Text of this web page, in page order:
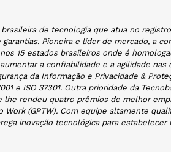
brasileira de tecnologia que atua no
Pioneira e líder de mercado, a
15 estados brasileiros onde é
a confiabilidade e a agilidade nas
da Informação e Privacidade &
e ISO 37301. Outra prioridade da
lhe rendeu quatro prêmios de melhor
Work (GPTW). Com equipe altamente
inovação tecnológica para